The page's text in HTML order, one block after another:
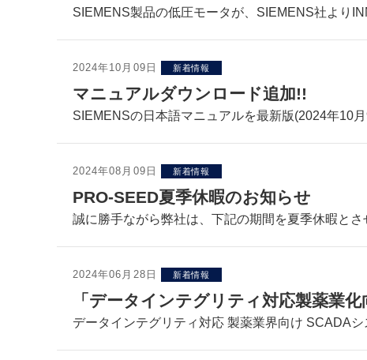
SIEMENS製品の低圧モータが、SIEMENS社より
2024年10月09日 新着情報
マニュアルダウンロード追加!!
SIEMENSの日本語マニュアルを最新版(2024年10
2024年08月09日 新着情報
PRO-SEED夏季休暇のお知らせ
誠に勝手ながら弊社は、下記の期間を夏季休暇とさ
2024年06月28日 新着情報
「データインテグリティ対応製薬業
データインテグリティ対応 製薬業界向け SCADAシ